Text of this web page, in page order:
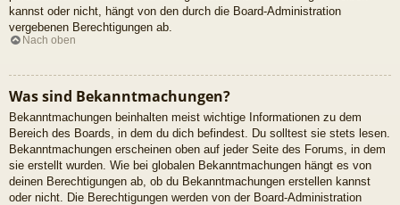
kannst oder nicht, hängt von den durch die Board-Administration
vergebenen Berechtigungen ab.
Nach oben
Was sind Bekanntmachungen?
Bekanntmachungen beinhalten meist wichtige Informationen zu dem
Bereich des Boards, in dem du dich befindest. Du solltest sie stets lesen.
Bekanntmachungen erscheinen oben auf jeder Seite des Forums, in dem
sie erstellt wurden. Wie bei globalen Bekanntmachungen hängt es von
deinen Berechtigungen ab, ob du Bekanntmachungen erstellen kannst
oder nicht. Die Berechtigungen werden von der Board-Administration